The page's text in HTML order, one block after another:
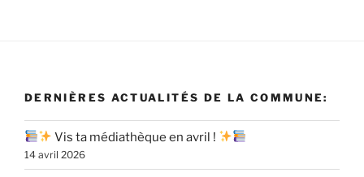
DERNIÈRES ACTUALITÉS DE LA COMMUNE:
Vis ta médiathèque en avril !
14 avril 2026